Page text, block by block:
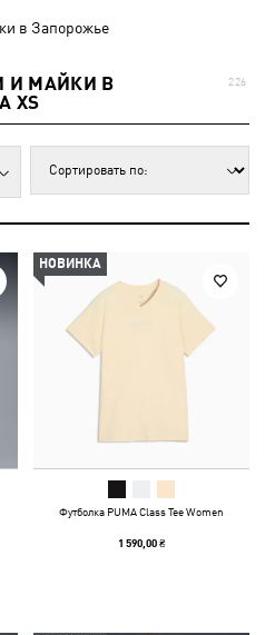
в Запорожье
И МАЙКИ В
XS
226
НОВИНКА
Футболка PUMA Class Tee Women
1 590,00 ₴